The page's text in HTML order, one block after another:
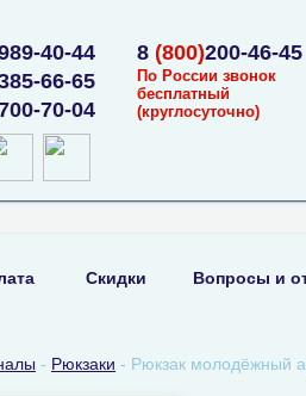
40-44
66-65
70-04
8 (800)200-46-45
По России звонок
бесплатный
(круглосуточно)
Скидки Вопросы и
- Рюкзаки - Рюкзак молодёжный